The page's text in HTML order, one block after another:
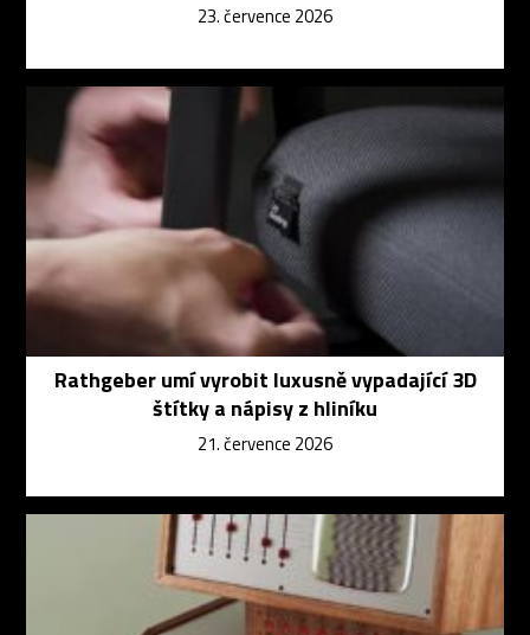
23. července 2026
Rathgeber umí vyrobit luxusně vypadající 3D
štítky a nápisy z hliníku
21. července 2026